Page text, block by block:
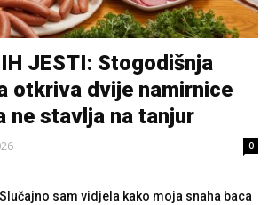
JESTI: Stogodišnja
otkriva dvije namirnice
ne stavlja na tanjur
0
Slučajno sam vidjela kako moja snaha baca